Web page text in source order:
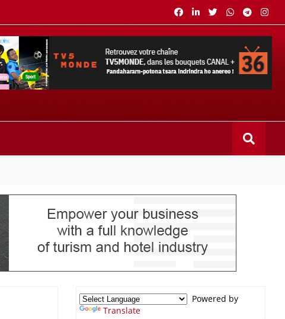
Powered by
Translate